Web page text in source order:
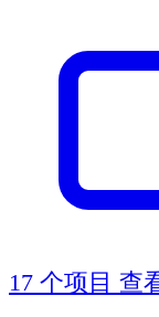
17 个项目 查